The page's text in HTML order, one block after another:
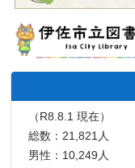
（R8.8.1 現在）
総数：21,821人
男性：10,249人